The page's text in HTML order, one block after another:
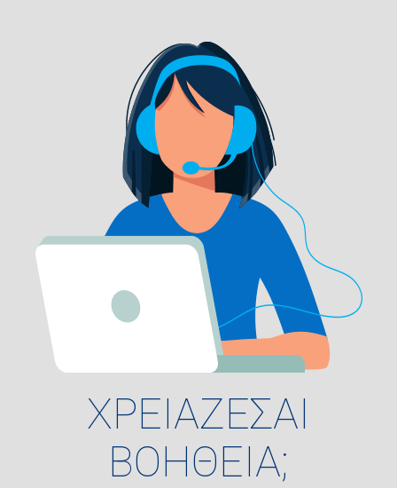
ΧΡΕΙΑΖΕΣΑΙ
ΒΟΗΘΕΙΑ;